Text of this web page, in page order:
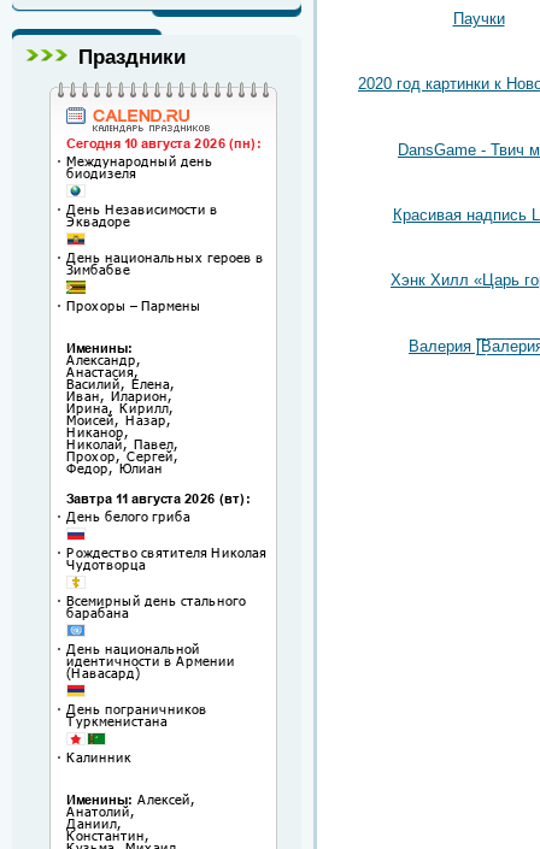
Праздники
Паучки
2020 год картинки к
DansGame - Твич
Красивая надпись
Хэнк Хилл «Царь
Валерия